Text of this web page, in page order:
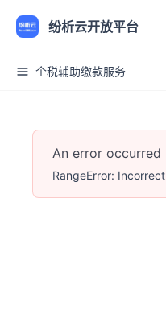
纷析云开放平台
个税辅助缴款服务
An error occurred
RangeError: